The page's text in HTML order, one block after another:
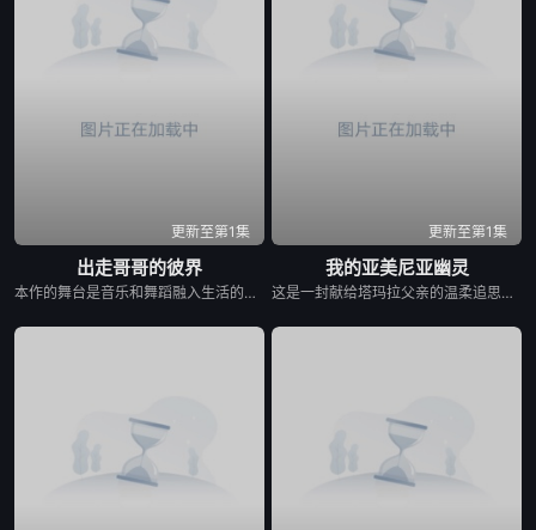
更新至第1集
出走哥哥的彼界
本作的舞台是音乐和舞蹈融入生活的冲绳。与母亲朱音、妹妹舞一起生活的照屋踊，憧憬舞蹈学校的丽莎，开始了舞蹈生涯。朱音为了支撑家数在酒吧工作，不擅长与人打交道的舞总是在学校前专心地注视着哥哥的身影。不久，踊与丽莎组成一对，绽放了她的才能。
更新至第1集
我的亚美尼亚幽灵
这是一封献给塔玛拉父亲的温柔追思信，她的父亲曾是苏联亚美尼亚的电影演员。塔玛拉从小就在电视上目睹了他的风采，而她自己后来也成为了一名电影制作人。影片带领观众进行了一场迷人的梦游，穿越亚美尼亚电影历史的景观。